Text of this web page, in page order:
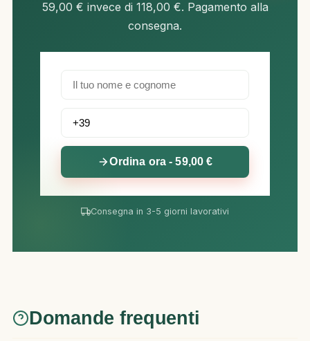
59,00 € invece di 118,00 €. Pagamento alla
consegna.
Ordina ora - 59,00 €
Consegna in 3-5 giorni lavorativi
Domande frequenti